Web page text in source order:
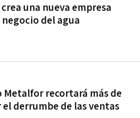
una nueva empresa
del agua
Metalfor recortará más de
derrumbe de las ventas